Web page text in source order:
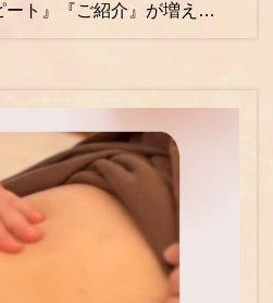
ト』『ご紹介』が増え…